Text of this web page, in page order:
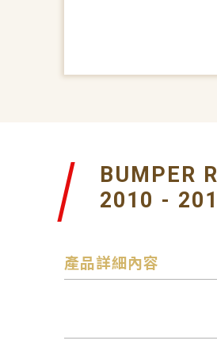
BUMPER
2010 -
產品詳細內容